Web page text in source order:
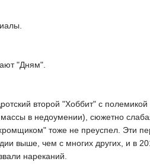
"Дням".
второй "Хоббит" с
в недоумении), сюжетно
тоже не преуспел. Эти
выше, чем с многих других, и в
нареканий.